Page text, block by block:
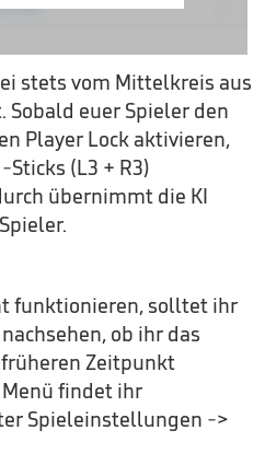
stets vom Mittelkreis aus
euer Spieler den
Player Lock aktivieren,
(L3 + R3)
übernimmt die KI
funktionieren, solltet ihr
ob ihr das
Zeitpunkt
findet ihr
Spieleinstellungen ->